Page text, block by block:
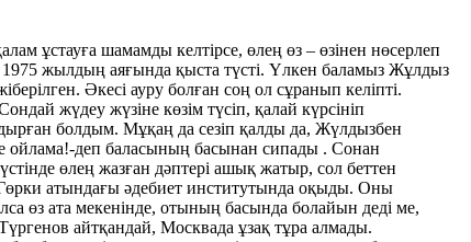
ұстауға шамамды келтірсе, өлең өз – өзінен нөсерлеп
1975 жылдың аяғында қыста түсті. Үлкен баламыз Жұлдыз
Әкесі ауру болған соң ол сұранып келіпті.
жүдеу жүзіне көзім түсіп, қалай күрсініп
болдым. Мұқаң да сезіп қалды да, Жүлдызбен
ойлама!-деп баласының басынан сипады . Сонан
өлең жазған дәптері ашық жатыр, сол беттен
атындағы әдебиет институтында оқыды. Оны
өз ата мекенінде, отының басында болайын деді ме,
айтқандай, Москвада ұзақ тұра алмады.